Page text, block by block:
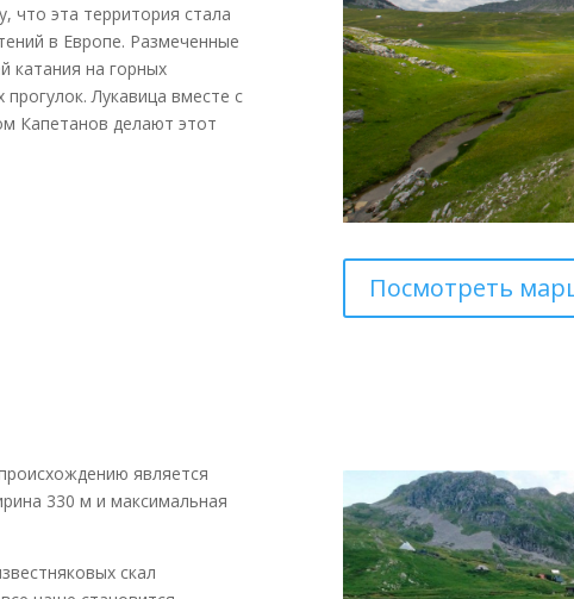
что эта территория стала
в Европе. Размеченные
катания на горных
Лукавица вместе с
Капетанов делают этот
Посмотреть
является
330 м и максимальная
скал